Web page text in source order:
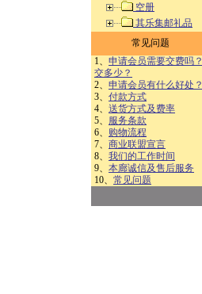
空册
其乐集邮礼品
常见问题
1、 申请会员需要交费吗？
交多少？
2、 申请会员有什么好处？
3、 付款方式
4、 送货方式及费率
5、 服务条款
6、 购物流程
7、 商业联盟宣言
8、 我们的工作时间
9、 本廊诚信及售后服务
10、 常见问题